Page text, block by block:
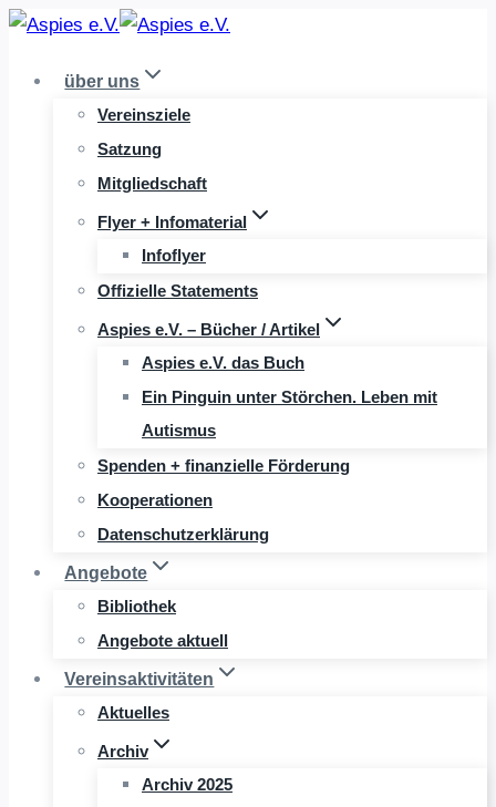
Zum
springenüber uns
Vereinsziele
Satzung
Mitgliedschaft
Flyer + Infomaterial
Infoflyer
Offizielle Statements
Aspies e.V. – Bücher / Artikel
Aspies e.V. das Buch
Ein Pinguin unter Störchen. Leben mit
Autismus
Spenden + finanzielle Förderung
Kooperationen
Datenschutzerklärung
Angebote
Bibliothek
Angebote aktuell
Vereinsaktivitäten
Aktuelles
Archiv
Archiv 2025